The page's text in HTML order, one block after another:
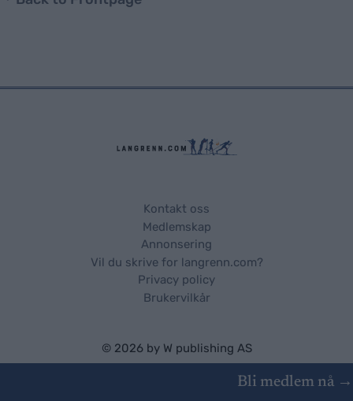
Bli medlem nå →
Kontakt oss
Medlemskap
Annonsering
Vil du skrive for langrenn.com?
Privacy policy
Brukervilkår
© 2026 by W publishing AS